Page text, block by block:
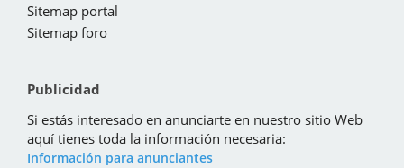
Sitemap portal
Sitemap foro
Publicidad
Si estás interesado en anunciarte en nuestro sitio Web
aquí tienes toda la información necesaria:
Información para anunciantes